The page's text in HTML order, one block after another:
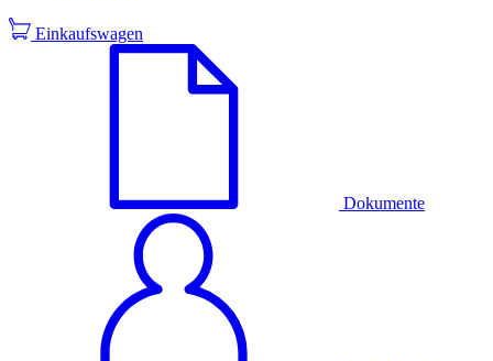
Einkaufswagen
Dokumente